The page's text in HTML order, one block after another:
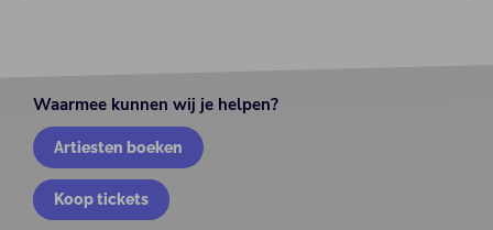
Waarmee kunnen wij je helpen?
Artiesten boeken
Koop tickets